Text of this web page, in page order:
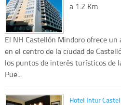
a 1.2 Km
El NH Castellón Mindoro ofrece
en el centro de la ciudad de
los puntos de interés turísticos de
Pue...
Hotel Intur